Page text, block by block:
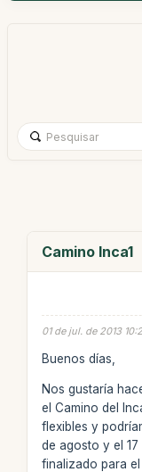
Camino Inca1
01 de jul. de 2013
Buenos días,
Nos gustaría
el Camino del
flexibles y
de agosto y el
finalizado para el